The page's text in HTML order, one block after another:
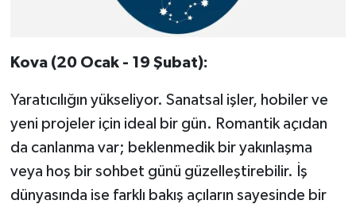
Kova (20 Ocak - 19 Şubat):
Yaratıcılığın yükseliyor. Sanatsal işler, hobiler ve
yeni projeler için ideal bir gün. Romantik açıdan
da canlanma var; beklenmedik bir yakınlaşma
veya hoş bir sohbet günü güzelleştirebilir. İş
dünyasında ise farklı bakış açıların sayesinde bir